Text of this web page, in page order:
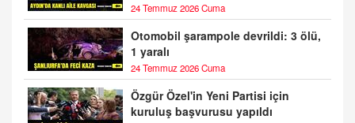
24 Temmuz 2026 Cuma
Otomobil şarampole devrildi: 3 ölü,
1 yaralı
24 Temmuz 2026 Cuma
Özgür Özel'in Yeni Partisi için
kuruluş başvurusu yapıldı